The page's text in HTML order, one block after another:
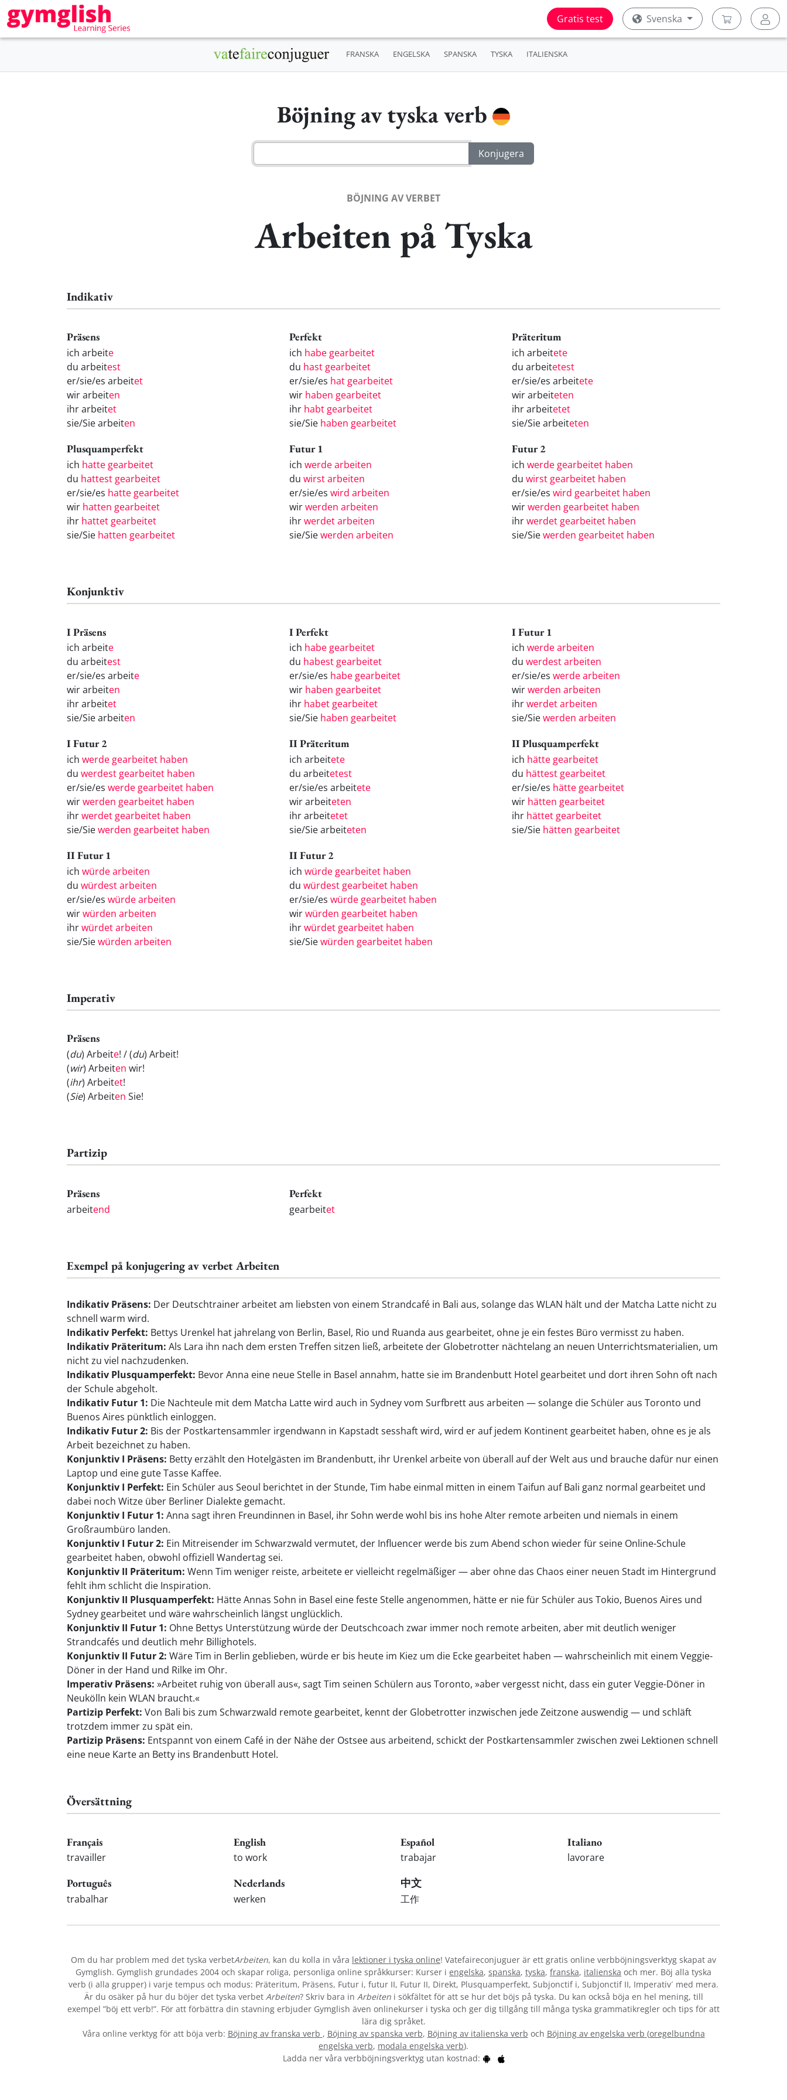
Gratis test Svenska
FRANSKA ENGELSKA SPANSKA TYSKA ITALIENSKA
Böjning av tyska verb
BÖJNING AV VERBET
Arbeiten på Tyska
Indikativ
Präsens
ich arbeite
du arbeitest
er/sie/es arbeitet
wir arbeiten
ihr arbeitet
sie/Sie arbeiten
Perfekt
ich habe gearbeitet
du hast gearbeitet
er/sie/es hat gearbeitet
wir haben gearbeitet
ihr habt gearbeitet
sie/Sie haben gearbeitet
Präteritum
ich arbeitete
du arbeitetest
er/sie/es arbeitete
wir arbeiteten
ihr arbeitetet
sie/Sie arbeiteten
Plusquamperfekt
ich hatte gearbeitet
du hattest gearbeitet
er/sie/es hatte gearbeitet
wir hatten gearbeitet
ihr hattet gearbeitet
sie/Sie hatten gearbeitet
Futur 1
ich werde arbeiten
du wirst arbeiten
er/sie/es wird arbeiten
wirwerden arbeiten
ihrwerdet arbeiten
sie/Siewerden arbeiten
Futur 2
ich werde gearbeitet haben
du wirst gearbeitet haben
er/sie/es wird gearbeitet haben
wirwerden gearbeitet haben
ihrwerdet gearbeitet haben
sie/Siewerden gearbeitet haben
Konjunktiv
I Präsens
ich arbeite
du arbeitest
er/sie/es arbeite
wir arbeiten
ihr arbeitet
sie/Sie arbeiten
I Perfekt
ich habe gearbeitet
du habest gearbeitet
er/sie/es habe gearbeitet
wir haben gearbeitet
ihr habet gearbeitet
sie/Sie haben gearbeitet
I Futur 1
ich werde arbeiten
du werdest arbeiten
er/sie/es werde arbeiten
wirwerden arbeiten
ihrwerdet arbeiten
sie/Siewerden arbeiten
I Futur 2
ich werde gearbeitet haben
du werdest gearbeitet haben
er/sie/es werde gearbeitet haben
wirwerden gearbeitet haben
ihrwerdet gearbeitet haben
sie/Siewerden gearbeitet haben
II Präteritum
ich arbeitete
du arbeitetest
er/sie/es arbeitete
wir arbeiteten
ihr arbeitetet
sie/Sie arbeiteten
II Plusquamperfekt
ich hätte gearbeitet
du hättest gearbeitet
er/sie/es hätte gearbeitet
wir hätten gearbeitet
ihr hättet gearbeitet
sie/Sie hätten gearbeitet
II Futur 1
ich würde arbeiten
du würdest arbeiten
er/sie/es würde arbeiten
wirwürden arbeiten
ihrwürdet arbeiten
sie/Siewürden arbeiten
II Futur 2
ich würde gearbeitet haben
du würdest gearbeitet haben
er/sie/es würde gearbeitet haben
wirwürden gearbeitet haben
ihrwürdet gearbeitet haben
sie/Siewürden gearbeitet haben
Imperativ
Präsens
(du) Arbeite! / (du) Arbeit!
(wir) Arbeiten wir!
(ihr) Arbeitet!
(Sie) Arbeiten Sie!
Partizip
Präsens
arbeitend
Perfekt
gearbeitet
Exempel på konjugering av verbet Arbeiten
Indikativ Präsens: Der Deutschtrainer arbeitet am liebsten von einem Strandcafé in Bali aus, solange das WLAN hält und der Matcha Latte nicht zu
schnell warm wird.
Indikativ Perfekt: Bettys Urenkel hat jahrelang von Berlin, Basel, Rio und Ruanda aus gearbeitet, ohne je ein festes Büro vermisst zu haben.
Indikativ Präteritum: Als Lara ihn nach dem ersten Treffen sitzen ließ, arbeitete der Globetrotter nächtelang an neuen Unterrichtsmaterialien, um
nicht zu viel nachzudenken.
Indikativ Plusquamperfekt: Bevor Anna eine neue Stelle in Basel annahm, hatte sie im Brandenbutt Hotel gearbeitet und dort ihren Sohn oft nach
der Schule abgeholt.
Indikativ Futur 1: Die Nachteule mit dem Matcha Latte wird auch in Sydney vom Surfbrett aus arbeiten — solange die Schüler aus Toronto und
Buenos Aires pünktlich einloggen.
Indikativ Futur 2: Bis der Postkartensammler irgendwann in Kapstadt sesshaft wird, wird er auf jedem Kontinent gearbeitet haben, ohne es je als
Arbeit bezeichnet zu haben.
Konjunktiv I Präsens: Betty erzählt den Hotelgästen im Brandenbutt, ihr Urenkel arbeite von überall auf der Welt aus und brauche dafür nur einen
Laptop und eine gute Tasse Kaffee.
Konjunktiv I Perfekt: Ein Schüler aus Seoul berichtet in der Stunde, Tim habe einmal mitten in einem Taifun auf Bali ganz normal gearbeitet und
dabei noch Witze über Berliner Dialekte gemacht.
Konjunktiv I Futur 1: Anna sagt ihren Freundinnen in Basel, ihr Sohn werde wohl bis ins hohe Alter remote arbeiten und niemals in einem
Großraumbüro landen.
Konjunktiv I Futur 2: Ein Mitreisender im Schwarzwald vermutet, der Influencer werde bis zum Abend schon wieder für seine Online-Schule
gearbeitet haben, obwohl offiziell Wandertag sei.
Konjunktiv II Präteritum: Wenn Tim weniger reiste, arbeitete er vielleicht regelmäßiger — aber ohne das Chaos einer neuen Stadt im Hintergrund
fehlt ihm schlicht die Inspiration.
Konjunktiv II Plusquamperfekt: Hätte Annas Sohn in Basel eine feste Stelle angenommen, hätte er nie für Schüler aus Tokio, Buenos Aires und
Sydney gearbeitet und wäre wahrscheinlich längst unglücklich.
Konjunktiv II Futur 1: Ohne Bettys Unterstützung würde der Deutschcoach zwar immer noch remote arbeiten, aber mit deutlich weniger
Strandcafés und deutlich mehr Billighotels.
Konjunktiv II Futur 2: Wäre Tim in Berlin geblieben, würde er bis heute im Kiez um die Ecke gearbeitet haben — wahrscheinlich mit einem Veggie-
Döner in der Hand und Rilke im Ohr.
Imperativ Präsens: »Arbeitet ruhig von überall aus«, sagt Tim seinen Schülern aus Toronto, »aber vergesst nicht, dass ein guter Veggie-Döner in
Neukölln kein WLAN braucht.«
Partizip Perfekt: Von Bali bis zum Schwarzwald remote gearbeitet, kennt der Globetrotter inzwischen jede Zeitzone auswendig — und schläft
trotzdem immer zu spät ein.
Partizip Präsens: Entspannt von einem Café in der Nähe der Ostsee aus arbeitend, schickt der Postkartensammler zwischen zwei Lektionen schnell
eine neue Karte an Betty ins Brandenbutt Hotel.
Översättning
Français
travailler
English
to work
Español
trabajar
Italiano
lavorare
Português
trabalhar
Nederlands
werken
中文
工作
Om du har problem med det tyska verbetArbeiten, kan du kolla in våra lektioner i tyska online! Vatefaireconjuguer är ett gratis online verbböjningsverktyg skapat av
Gymglish. Gymglish grundades 2004 och skapar roliga, personliga online språkkurser: Kurser i engelska, spanska, tyska, franska, italienska och mer. Böj alla tyska
verb (i alla grupper) i varje tempus och modus: Präteritum, Präsens, Futur i, futur II, Futur II, Direkt, Plusquamperfekt, Subjonctif i, Subjonctif II, Imperativ´ med mera.
Är du osäker på hur du böjer det tyska verbet Arbeiten? Skriv bara in Arbeiteni sökfältet för att se hur det böjs på tyska. Du kan också böja en hel mening, till
exempel ”böj ett verb!”. För att förbättra din stavning erbjuder Gymglish även onlinekurser i tyska och ger dig tillgång till många tyska grammatikregler och tips för att
lära dig språket.
Våra online verktyg för att böja verb: Böjning av franska verb , Böjning av spanska verb, Böjning av italienska verb och Böjning av engelska verb (oregelbundna
engelska verb, modala engelska verb).
Ladda ner våra verbböjningsverktyg utan kostnad: